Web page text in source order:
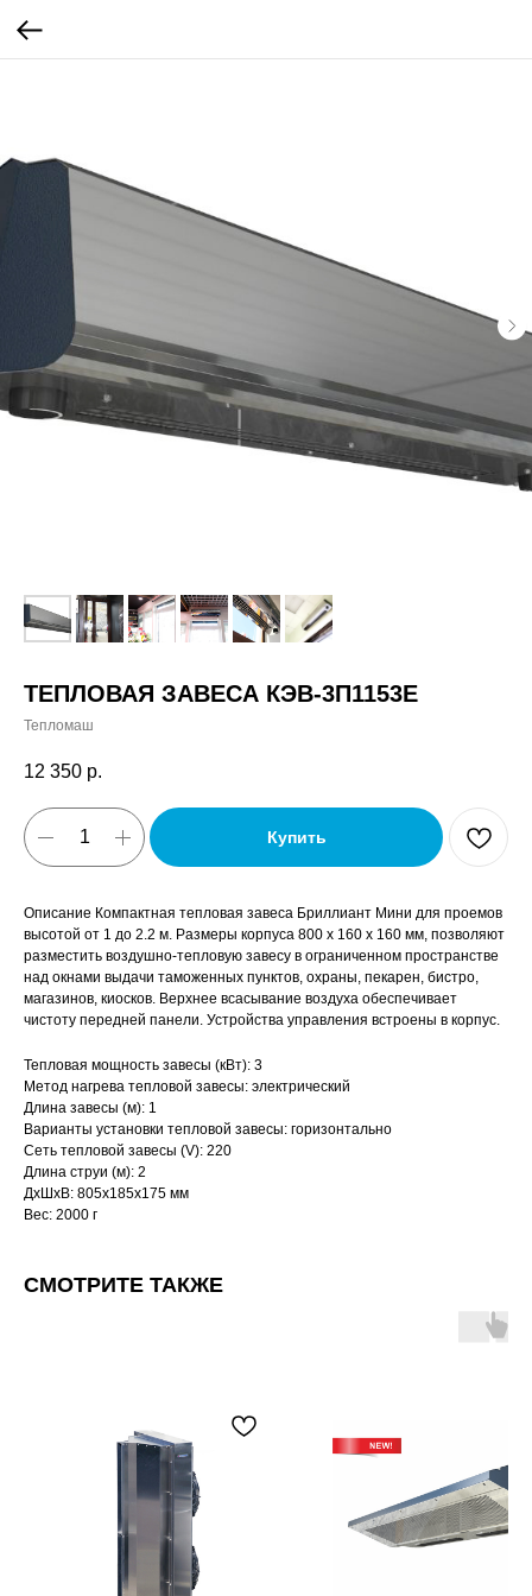
ТЕПЛОВАЯ ЗАВЕСА КЭВ-3П1153E
Тепломаш
12 350 р.
Купить
Описание Компактная тепловая завеса Бриллиант Мини для проемов
высотой от 1 до 2.2 м. Размеры корпуса 800 x 160 x 160 мм, позволяют
разместить воздушно-тепловую завесу в ограниченном пространстве
над окнами выдачи таможенных пунктов, охраны, пекарен, бистро,
магазинов, киосков. Верхнее всасывание воздуха обеспечивает
чистоту передней панели. Устройства управления встроены в корпус.
Тепловая мощность завесы (кВт): 3
Метод нагрева тепловой завесы: электрический
Длина завесы (м): 1
Варианты установки тепловой завесы: горизонтально
Сеть тепловой завесы (V): 220
Длина струи (м): 2
ДxШxВ: 805x185x175 мм
Вес: 2000 г
СМОТРИТЕ ТАКЖЕ